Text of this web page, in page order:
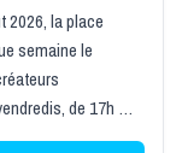
2026, la place
semaine le
de 17h …